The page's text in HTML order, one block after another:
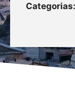
Categorias: